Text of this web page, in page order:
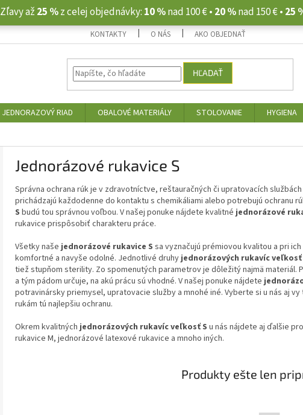
Zľavy až 25 %z celej objednávky: 10 %nad 100 € • 20 %nad 150 € • 25
KONTAKTY O NÁS AKO OBJEDNAŤ
HĽADAŤ
JEDNORAZOVÝ RIAD OBALOVÉ MATERIÁLY STOLOVANIE HYGIENA
Jednorázové rukavice S
Správna ochrana rúk je v zdravotníctve, reštauračných či upratovacích
prichádzajú každodenne do kontaktu s chemikáliami alebo potrebujú ochranu
S budú tou správnou voľbou. V našej ponuke nájdete kvalitnéjednorázové
rukavice prispôsobiť charakteru práce.
Všetky našejednorázové rukavice S sa vyznačujú prémiovou kvalitou a pri
komfortné a navyše odolné. Jednotlivé druhyjednorázových rukavíc veľkosť
tiež stupňom sterility. Zo spomenutých parametrov je dôležitý najmä
a tým pádom určuje, na akú prácu sú vhodné. V našej ponuke nájdete
potravinársky priemysel, upratovacie služby a mnohé iné. Vyberte si u nás aj
rukám tú najlepšiu ochranu.
Okrem kvalitnýchjednorázových rukavíc veľkosť S u nás nájdete aj ďalšie
rukavice M, jednorázové latexové rukavice a mnoho iných.
Produkty ešte len